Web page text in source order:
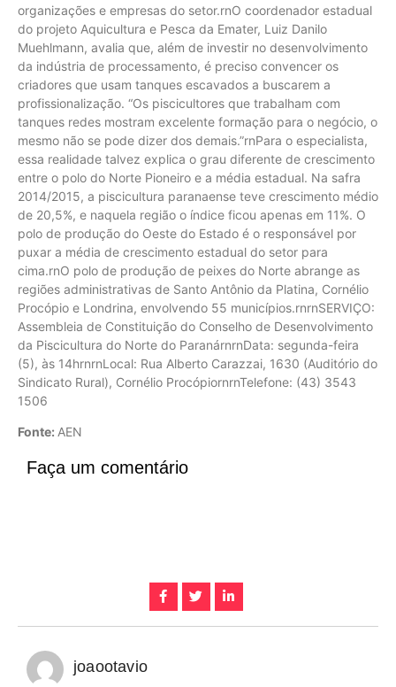
organizações e empresas do setor.rnO coordenador estadual
do projeto Aquicultura e Pesca da Emater, Luiz Danilo
Muehlmann, avalia que, além de investir no desenvolvimento
da indústria de processamento, é preciso convencer os
criadores que usam tanques escavados a buscarem a
profissionalização. “Os piscicultores que trabalham com
tanques redes mostram excelente formação para o negócio, o
mesmo não se pode dizer dos demais.”rnPara o especialista,
essa realidade talvez explica o grau diferente de crescimento
entre o polo do Norte Pioneiro e a média estadual. Na safra
2014/2015, a piscicultura paranaense teve crescimento médio
de 20,5%, e naquela região o índice ficou apenas em 11%. O
polo de produção do Oeste do Estado é o responsável por
puxar a média de crescimento estadual do setor para
cima.rnO polo de produção de peixes do Norte abrange as
regiões administrativas de Santo Antônio da Platina, Cornélio
Procópio e Londrina, envolvendo 55 municípios.rnrnSERVIÇO:
Assembleia de Constituição do Conselho de Desenvolvimento
da Piscicultura do Norte do ParanárnrnData: segunda-feira
(5), às 14hrnrnLocal: Rua Alberto Carazzai, 1630 (Auditório do
Sindicato Rural), Cornélio ProcópiornrnTelefone: (43) 3543
1506
Fonte: AEN
Faça um comentário
joaootavio